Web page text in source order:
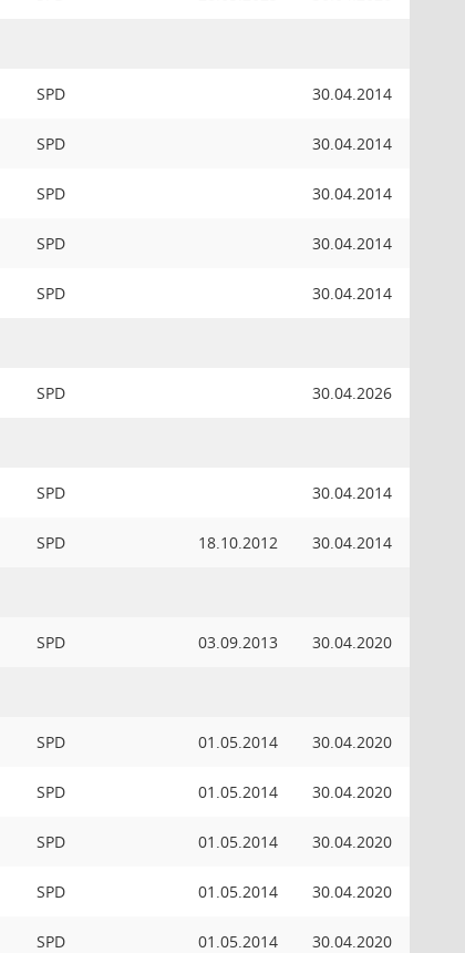
SPD 30.04.2014
SPD 30.04.2014
SPD 30.04.2014
SPD 30.04.2014
SPD 30.04.2014
SPD 30.04.2026
SPD 30.04.2014
SPD 18.10.2012 30.04.2014
SPD 03.09.2013 30.04.2020
SPD 01.05.2014 30.04.2020
SPD 01.05.2014 30.04.2020
SPD 01.05.2014 30.04.2020
SPD 01.05.2014 30.04.2020
SPD 01.05.2014 30.04.2020